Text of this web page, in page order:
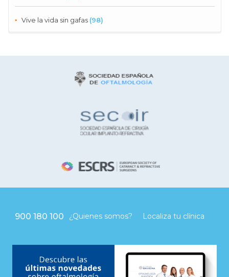
Vive la vida sin gafas (98)
900 180 100 ¿Quienes somos? Localiza tu clínica